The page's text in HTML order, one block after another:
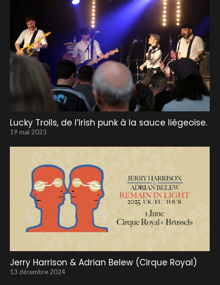
Lucky Trolls, de l’Irish punk à la sauce liégeoise.
19 mai 2023
Jerry Harrison & Adrian Belew (Cirque Royal)
13 décembre 2024